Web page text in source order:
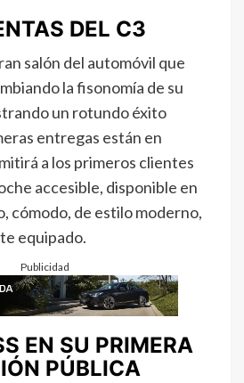
DEL C3
salón del automóvil que
la fisonomía de su
un rotundo éxito
entregas están en
a los primeros clientes
accesible, disponible en
cómodo, de estilo moderno,
equipado.
Publicidad
EN SU PRIMERA
PÚBLICA